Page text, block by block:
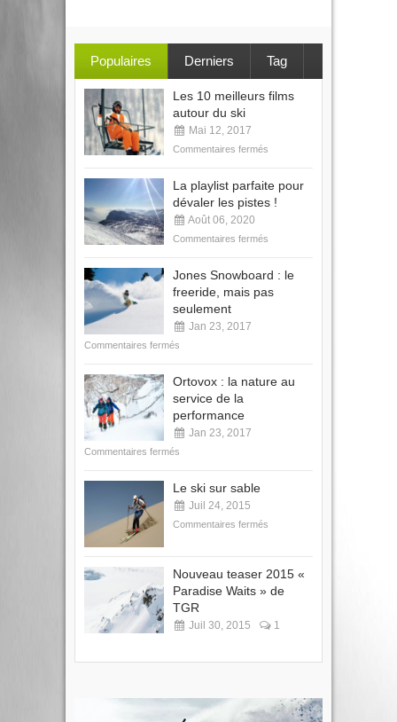
Populaires Derniers Tag
Les 10 meilleurs films
autour du ski
Mai 12, 2017
Commentaires fermés
La playlist parfaite pour
dévaler les pistes !
Août 06, 2020
Commentaires fermés
Jones Snowboard : le
freeride, mais pas
seulement
Jan 23, 2017
Commentaires fermés
Ortovox : la nature au
service de la
performance
Jan 23, 2017
Commentaires fermés
Le ski sur sable
Juil 24, 2015
Commentaires fermés
Nouveau teaser 2015 «
Paradise Waits » de
TGR
Juil 30, 2015 1